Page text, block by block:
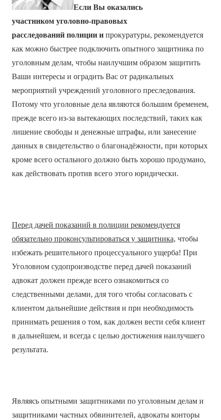
Если Вы оказались
участником уголовно-правовых
расследований полиции и прокуратуры, рекомендуется
как можно быстрее подключить опытного защитника по
уголовным делам, чтобы наилучшим образом защитить
Ваши интересы и оградить Вас от радикальных
мероприятий учреждений уголовного преследования.
Потому что уголовные дела являются большим бременем,
прежде всего из-за вытекающих последствий, таких как
лишение свободы и денежные штрафы, или занесение
данных в свидетельство о благонадёжности, при которых
кроме всего остального должно быть хорошо продумано,
как действовать против всего этого юридически.
Перед дачей показаний в полиции рекомендуется
обязательно проконсультироваться у защитника, чтобы
избежать решительного процессуального ущерба! При
Уголовном судопроизводстве перед дачей показаний
адвокат должен прежде всего ознакомиться со
следственными делами, для того чтобы согласовать с
клиентом дальнейшие действия и при необходимость
принимать решения о том, как должен вести себя клиент
в дальнейшем, и всегда с целью достижения наилучшего
результата.
Являясь опытными защитниками по уголовным делам и
защитниками частных обвинителей, адвокаты конторы